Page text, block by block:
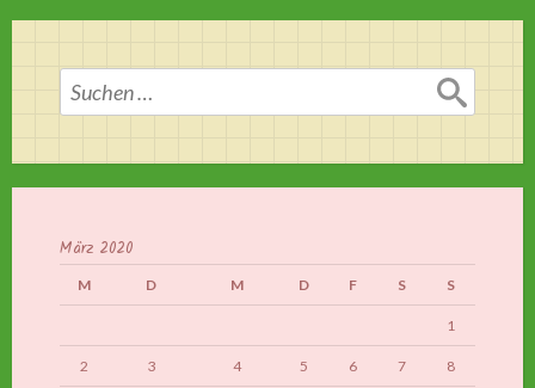
Suchen
nach:
März 2020
M D M D F S S
1
2 3 4 5 6 7 8